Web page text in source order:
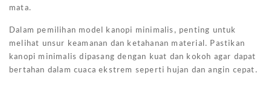
mata.
Dalam pemilihan model kanopi minimalis, penting untuk
melihat unsur keamanan dan ketahanan material. Pastikan
kanopi minimalis dipasang dengan kuat dan kokoh agar dapat
bertahan dalam cuaca ekstrem seperti hujan dan angin cepat.